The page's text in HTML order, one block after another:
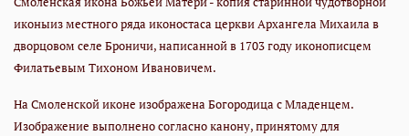
иконыиз местного ряда иконостаса церкви Архангела Михаила в
дворцовом селе Броничи,написанной в 1703 году иконописцем
Филатьевым Тихоном Ивановичем.
На Смоленской иконе изображена Богородица с Младенцем.
Изображение выполнено согласно канону, принятому для